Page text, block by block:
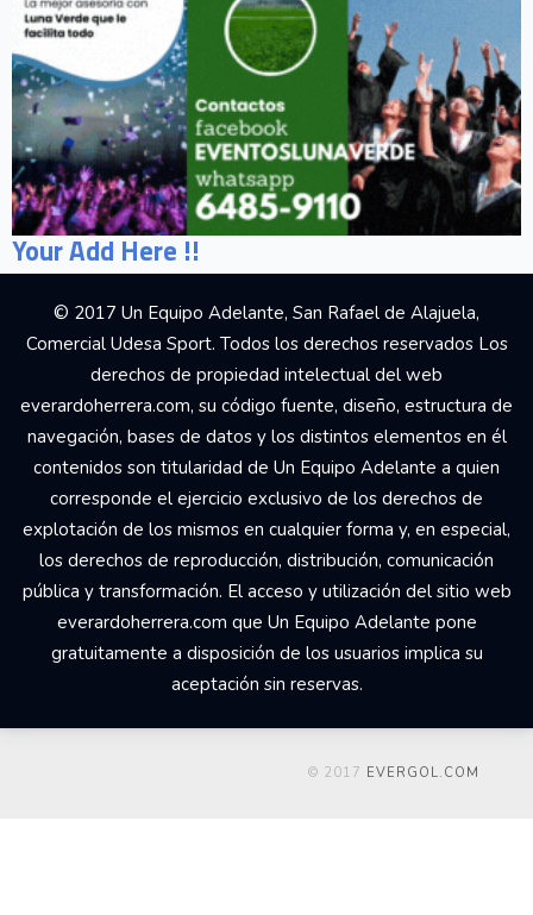
Your Add Here !!
© 2017 Un Equipo Adelante, San Rafael de Alajuela,
Comercial Udesa Sport. Todos los derechos reservados Los
derechos de propiedad intelectual del web
everardoherrera.com, su código fuente, diseño, estructura de
navegación, bases de datos y los distintos elementos en él
contenidos son titularidad de Un Equipo Adelante a quien
corresponde el ejercicio exclusivo de los derechos de
explotación de los mismos en cualquier forma y, en especial,
los derechos de reproducción, distribución, comunicación
pública y transformación. El acceso y utilización del sitio web
everardoherrera.com que Un Equipo Adelante pone
gratuitamente a disposición de los usuarios implica su
aceptación sin reservas.
© 2017 EVERGOL.COM